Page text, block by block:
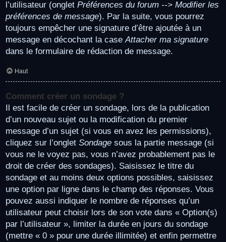
l’utilisateur (onglet Préférences du forum --> Modifier les
préférences de message). Par la suite, vous pourrez
toujours empêcher une signature d’être ajoutée à un
message en décochant la caseAttacher ma signature
dans le formulaire de rédaction de message.
Haut
Comment créer un sondage ?
Il est facile de créer un sondage, lors de la publication
d’un nouveau sujet ou la modification du premier
message d’un sujet (si vous en avez les permissions),
cliquez sur l’onglet Sondage sous la partie message (si
vous ne le voyez pas, vous n’avez probablement pas le
droit de créer des sondages). Saisissez le titre du
sondage et au moins deux options possibles, saisissez
une option par ligne dans le champ des réponses. Vous
pouvez aussi indiquer le nombre de réponses qu’un
utilisateur peut choisir lors de son vote dans « Option(s)
par l’utilisateur », limiter la durée en jours du sondage
(mettre « 0 » pour une durée illimitée) et enfin permettre